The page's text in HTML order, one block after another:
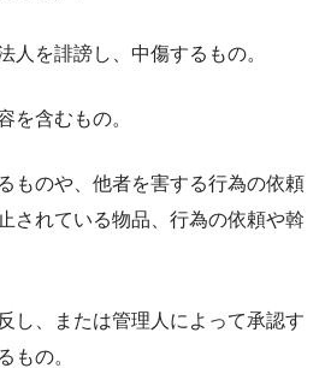
人を誹謗し、中傷するもの。
を含むもの。
ものや、他者を害する行為の依頼
されている物品、行為の依頼や斡
し、または管理人によって承認す
もの。